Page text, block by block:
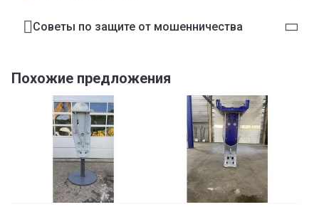
Советы по защите от мошенничества
Похожие предложения